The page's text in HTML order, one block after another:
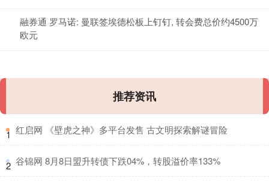
融券通 罗马诺: 曼联签埃德松板上钉钉, 转会费总价约4500万
欧元
推荐资讯
1 ​红启网 《壁虎之神》多平台发售 古文明探索解谜冒险
2 ​谷锦网 8月8日盟升转债下跌04%，转股溢价率133%